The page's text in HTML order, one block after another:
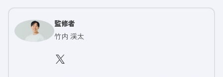
監修者
竹内 渓太